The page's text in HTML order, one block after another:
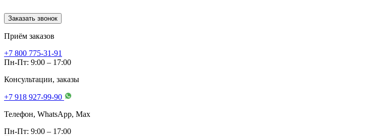
Заказать звонок
Приём заказов
+7 800 775-31-91
Пн-Пт: 9:00 – 17:00
Консультации, заказы
+7 918 927-99-90
Телефон, WhatsApp, Мах
Пн-Пт: 9:00 – 17:00